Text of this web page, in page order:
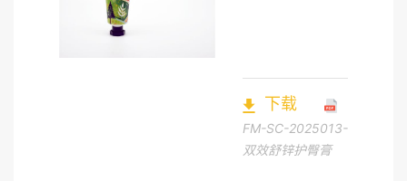
下载
FM-SC-2025013-
双效舒锌护臀膏